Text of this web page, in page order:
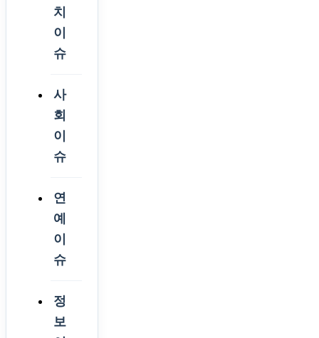
치
이
슈
사
회
이
슈
연
예
이
슈
정
보